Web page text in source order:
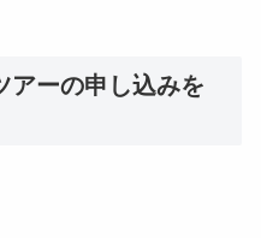
アーの申し込みを